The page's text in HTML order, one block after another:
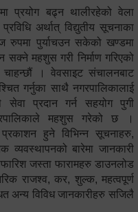
प्रयोग बढ्न थालीरहेको वेला
अर्थात् विद्युतीय सूचनाका
रुपमा पुर्याचउन सकेको खण्डमा
सक्ने महशुस गरी निर्माण गरिएको
चाहन्छौं । वेवसाइट संचालनबाट
गर्नुका साथै नगरपालिकालाई
सेवा प्रदान गर्न सहयोग पुगी
महशुस गरेको छ ।
प्रकाशन हुने विभिन्न सूचनाहरु,
व्यवस्थापनको बारेमा जानकारी
जस्ता फारामहरु डाउनलोड
राजश्व, कर, शुल्क, महत्वपूर्ण
अन्य विविध जानकारीहरु सजिलै